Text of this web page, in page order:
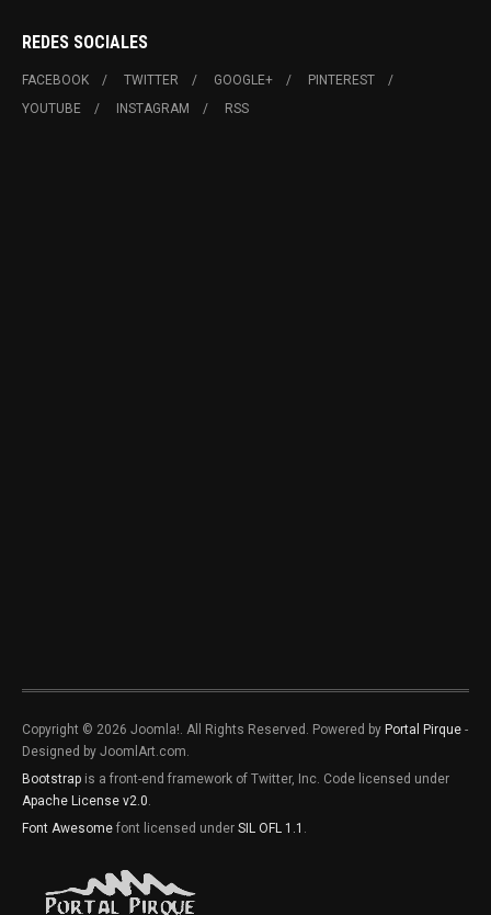
REDES SOCIALES
FACEBOOK TWITTER GOOGLE+
PINTEREST
YOUTUBE
INSTAGRAM RSS
Copyright © 2026 Joomla!. All Rights Reserved. Powered by Portal Pirque -
Designed by JoomlArt.com.
Bootstrap is a front-end framework of Twitter, Inc. Code licensed under
Apache License v2.0
Font Awesome font licensed under SIL OFL 1.1